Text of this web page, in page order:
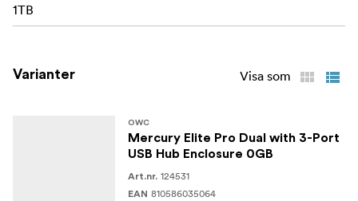
1TB
Varianter Visa som
OWC
Mercury Elite Pro Dual with 3-Port
USB Hub Enclosure 0GB
Art.nr. 124531
EAN 810586035064